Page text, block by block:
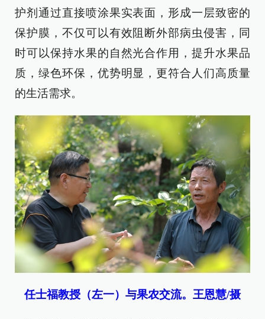
护剂通过直接喷涂果实表面，形成一层致密的
保护膜，不仅可以有效阻断外部病虫侵害，同
时可以保持水果的自然光合作用，提升水果品
质，绿色环保，优势明显，更符合人们高质量
的生活需求。
任士福教授（左一）与果农交流。王恩慧/摄